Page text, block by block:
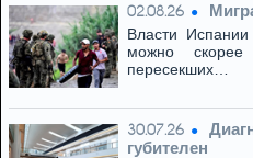
02.08.26
Власти Испании
можно скорее
пересекших…
30.07.26
губителен